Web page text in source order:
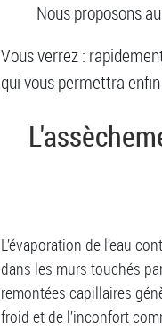
Nous proposons
Vous verrez :
qui vous permettra
L’évaporation de l’eau
dans les murs touchés
remontées capillaires
froid et de l’inconfort